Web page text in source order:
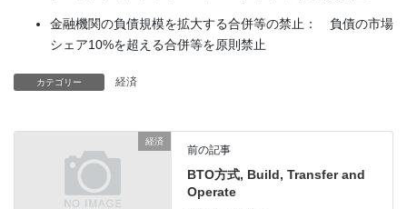
金融機関の負債規模を拡大する合併等の禁止： 負債の市場
シェア10%を超える合併等を原則禁止
カテゴリー 経済
経済
前の記事
BTO方式, Build, Transfer and
Operate